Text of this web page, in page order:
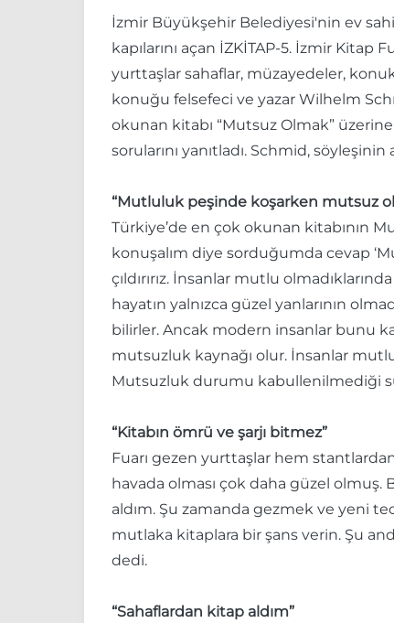
İzmir Büyükşehir Belediyesi'nin ev
kapılarını açan İZKİTAP-5. İzmir
yurttaşlar sahaflar, müzayedeler,
konuğu felsefeci ve yazar Wilhelm
okunan kitabı “Mutsuz Olmak”
sorularını yanıtladı. Schmid, söyleşinin
“Mutluluk peşinde koşarken mutsuz
Türkiye’de en çok okunan kitabının
konuşalım diye sorduğumda cevap
çıldırırız. İnsanlar mutlu
hayatın yalnızca güzel yanlarının
bilirler. Ancak modern insanlar bunu
mutsuzluk kaynağı olur. İnsanlar
Mutsuzluk durumu kabullenilmediği
“Kitabın ömrü ve şarjı bitmez”
Fuarı gezen yurttaşlar hem
havada olması çok daha güzel olmuş.
aldım. Şu zamanda gezmek ve yeni
mutlaka kitaplara bir şans verin. Şu
dedi.
“Sahaflardan kitap aldım”